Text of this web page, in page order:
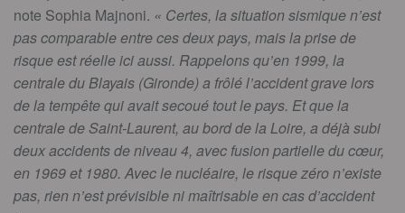
note Sophia Majnoni. « Certes, la situation sismique n’est
pas comparable entre ces deux pays, mais la prise de
risque est réelle ici aussi. Rappelons qu’en 1999, la
centrale du Blayais (Gironde) a frôlé l’accident grave lors
de la tempête qui avait secoué tout le pays. Et que la
centrale de Saint-Laurent, au bord de la Loire, a déjà subi
deux accidents de niveau 4, avec fusion partielle du cœur,
en 1969 et 1980. Avec le nucléaire, le risque zéro n’existe
pas, rien n’est prévisible ni maîtrisable en cas d’accident